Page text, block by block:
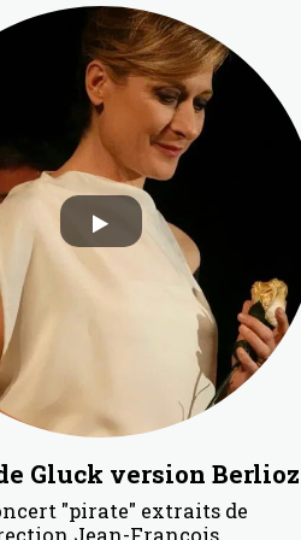
Gluck version
"pirate" extraits de
Jean-Francois